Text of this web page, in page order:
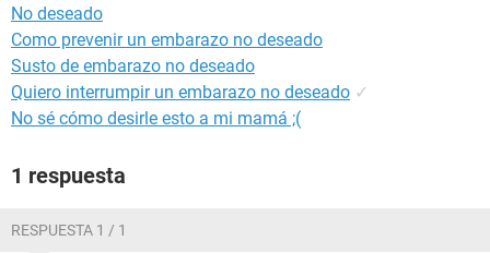
No deseado
Como prevenir un embarazo no deseado
Susto de embarazo no deseado
Quiero interrumpir un embarazo no deseado ✓
No sé cómo desirle esto a mi mamá ;(
1 respuesta
RESPUESTA 1 / 1